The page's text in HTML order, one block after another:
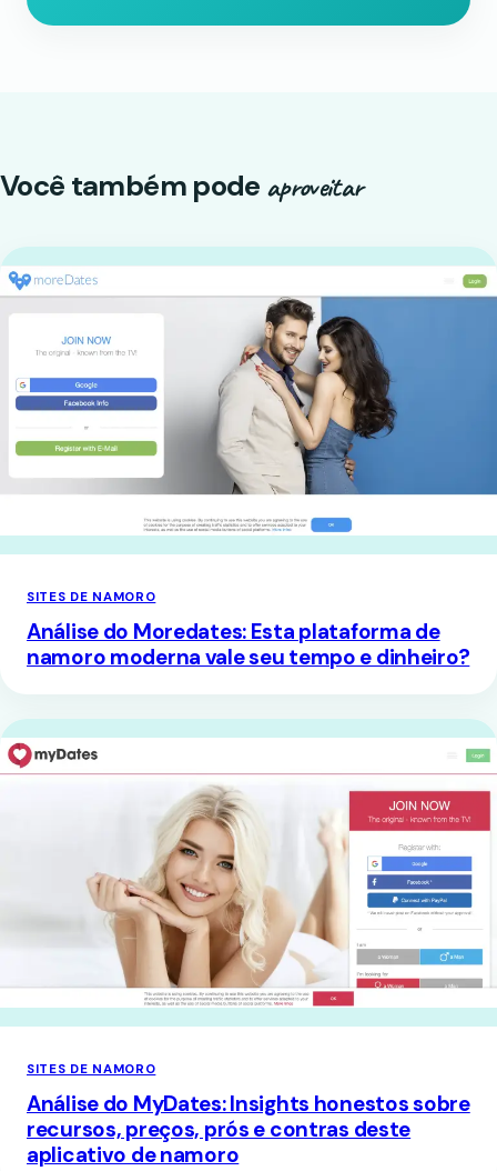
Você também pode aproveitar
SITES DE NAMORO
Análise do Moredates: Esta plataforma de
namoro moderna vale seu tempo e dinheiro?
SITES DE NAMORO
Análise do MyDates: Insights honestos sobre
recursos, preços, prós e contras deste
aplicativo de namoro